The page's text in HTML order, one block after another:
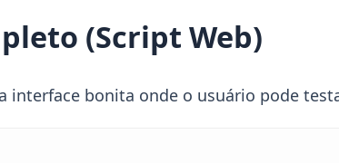
(Script Web)
interface bonita onde o usuário pode